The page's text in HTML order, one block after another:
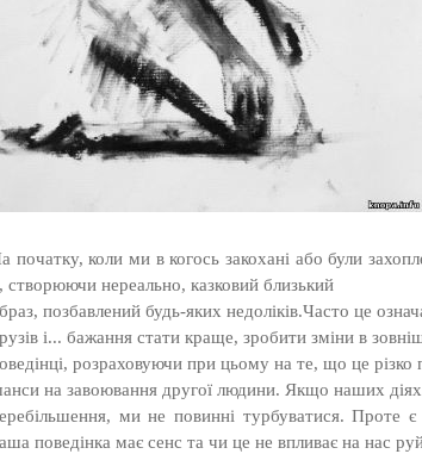
початку, коли ми в когось закохані або були
створюючи нереально, казковий близький
позбавлений будь-яких недоліків.Часто це
і... бажання стати краще, зробити зміни в
розраховуючи при цьому на те, що це різко
на завоювання другої людини. Якщо наших діях
ми не повинні турбуватися. Проте
поведінка має сенс та чи це не впливає на нас